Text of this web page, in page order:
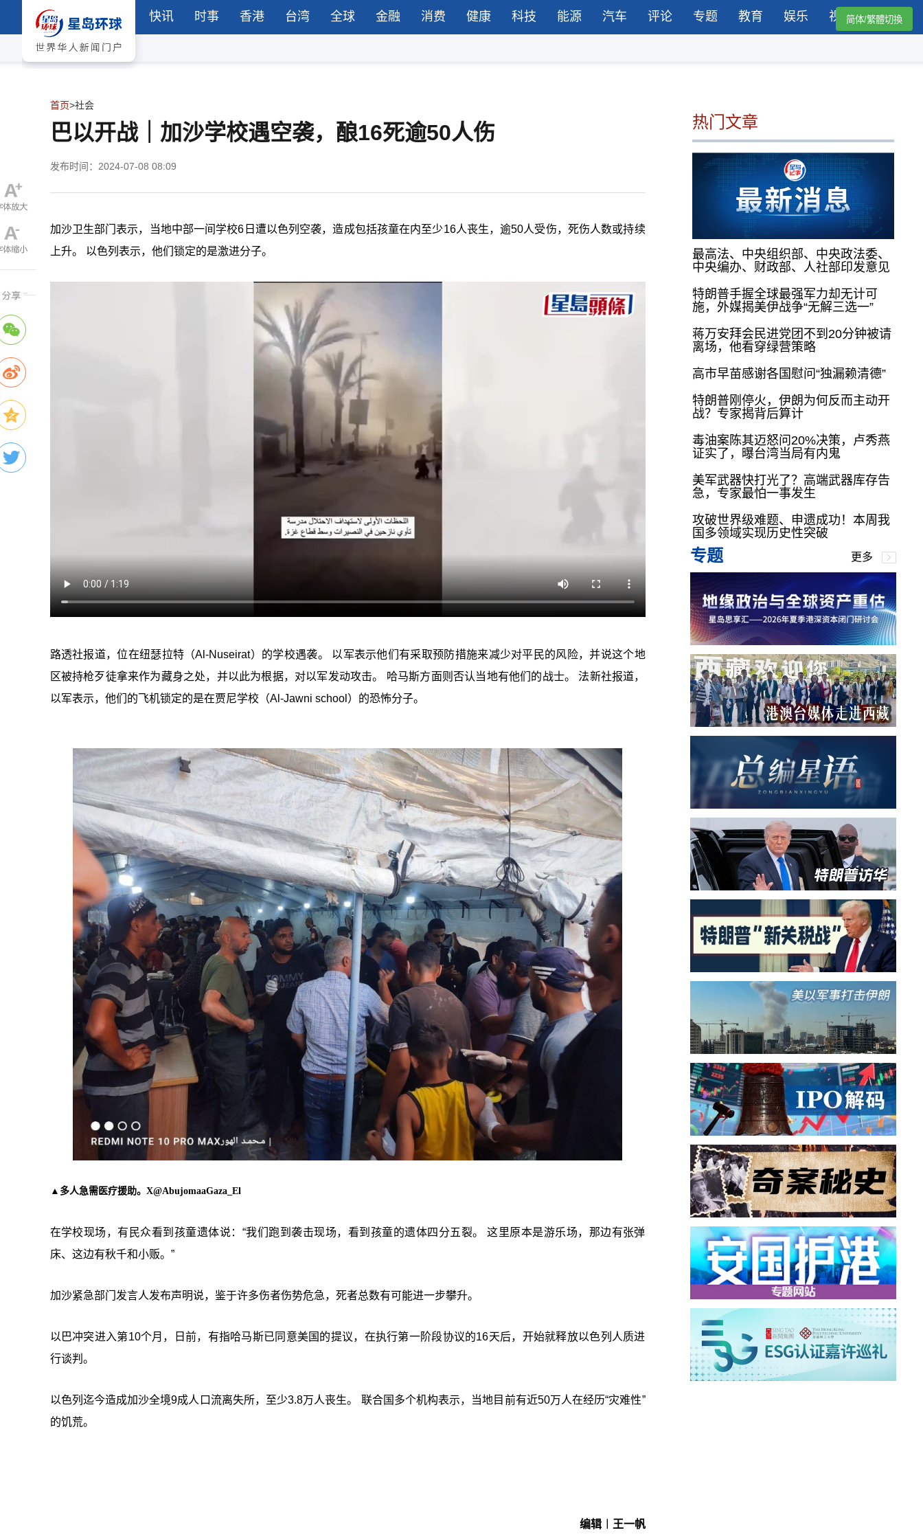
快讯 时事 香港 台湾 全球 金融 消费 健康 科技 能源 汽车 评论 专题 教育 娱乐 视频简体/繁體切換
首页>社会
巴以开战｜加沙学校遇空袭，酿16死逾50人伤
发布时间：2024-07-08 08:09
加沙卫生部门表示，当地中部一间学校6日遭以色列空袭，造成包括孩童在内至少16人丧生，逾50人受伤，死伤人数或持续
上升。 以色列表示，他们锁定的是激进分子。
路透社报道，位在纽瑟拉特（Al-Nuseirat）的学校遇袭。 以军表示他们有采取预防措施来减少对平民的风险，并说这个地
区被持枪歹徒拿来作为藏身之处，并以此为根据，对以军发动攻击。 哈马斯方面则否认当地有他们的战士。 法新社报道，
以军表示，他们的飞机锁定的是在贾尼学校（Al-Jawni school）的恐怖分子。
▲多人急需医疗援助。X@AbujomaaGaza_El
在学校现场，有民众看到孩童遗体说：“我们跑到袭击现场，看到孩童的遗体四分五裂。 这里原本是游乐场，那边有张弹
床、这边有秋千和小贩。”
加沙紧急部门发言人发布声明说，鉴于许多伤者伤势危急，死者总数有可能进一步攀升。
以巴冲突进入第10个月，日前，有指哈马斯已同意美国的提议，在执行第一阶段协议的16天后，开始就释放以色列人质进
行谈判。
以色列迄今造成加沙全境9成人口流离失所，至少3.8万人丧生。 联合国多个机构表示，当地目前有近50万人在经历“灾难性”
的饥荒。
编辑︱王一帆
热门文章
最高法、中央组织部、中央政法委、
中央编办、财政部、人社部印发意见
特朗普手握全球最强军力却无计可
施，外媒揭美伊战争“无解三选一”
蒋万安拜会民进党团不到20分钟被请
离场，他看穿绿营策略
高市早苗感谢各国慰问“独漏赖清德”
特朗普刚停火，伊朗为何反而主动开
战？专家揭背后算计
毒油案陈其迈怒问20%决策，卢秀燕
证实了，曝台湾当局有内鬼
美军武器快打光了？高端武器库存告
急，专家最怕一事发生
攻破世界级难题、申遗成功！本周我
国多领域实现历史性突破
专题 更多